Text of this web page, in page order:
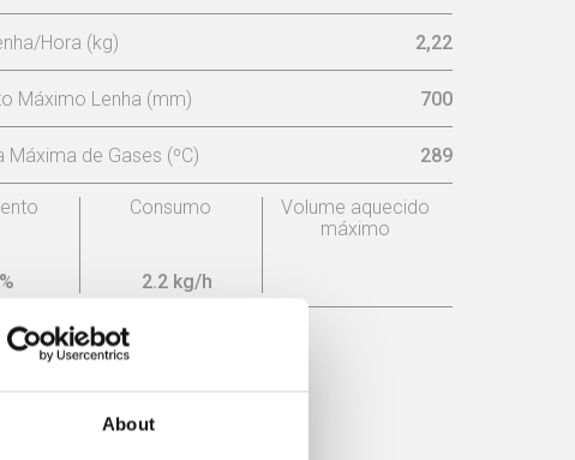
About
Hora (kg) 2,22
Máximo Lenha (mm) 700
Máxima de Gases (ºC) 289
Consumo
2.2 kg/h
Volume aquecido
máximo